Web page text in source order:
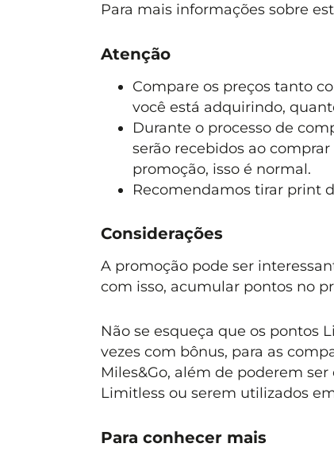
Para mais informações sobre
Atenção
Compare os preços tanto
você está adquirindo,
Durante o processo de
serão recebidos ao
promoção, isso é normal.
Recomendamos tirar print
Considerações
A promoção pode ser
com isso, acumular pontos no
Não se esqueça que os pontos
vezes com bônus, para as
Miles&Go, além de poderem
Limitless ou serem utilizados
Para conhecer mais